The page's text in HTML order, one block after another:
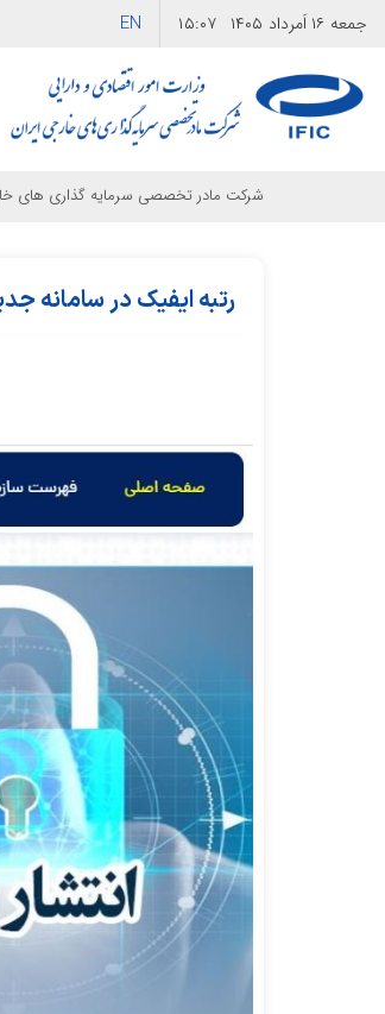
جمعه ۱۶ اَمرداد ۱۴۰۵ ۱۵:۰۷ EN
شرکت مادر تخصصی سرمایه گذاری های
رتبه ایفیک در سامانه